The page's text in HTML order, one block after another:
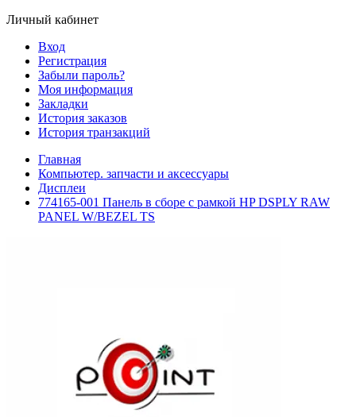
Личный кабинет
Вход
Регистрация
Забыли пароль?
Моя информация
Закладки
История заказов
История транзакций
Главная
Компьютер. запчасти и аксессуары
Дисплеи
774165-001 Панель в сборе с рамкой HP DSPLY RAW
PANEL W/BEZEL TS